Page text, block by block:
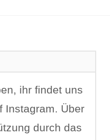
ihr findet uns
Instagram. Über
durch das